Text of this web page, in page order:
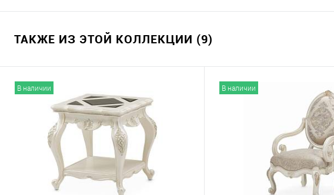
ТАКЖЕ ИЗ ЭТОЙ КОЛЛЕКЦИИ (9)
В наличии В наличии